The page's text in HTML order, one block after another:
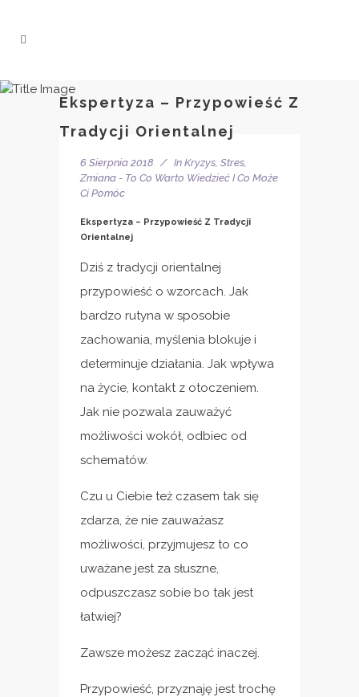
Ekspertyza – Przypowieść Z
Tradycji Orientalnej
6 Sierpnia 2018 In Kryzys, Stres,
Zmiana - To Co Warto Wiedzieć I Co Może
Ci Pomóc
Ekspertyza – Przypowieść Z Tradycji
Orientalnej
Dziś z tradycji orientalnej
przypowieść o wzorcach. Jak
bardzo rutyna w sposobie
zachowania, myślenia blokuje i
determinuje działania. Jak wpływa
na życie, kontakt z otoczeniem.
Jak nie pozwala zauważyć
możliwości wokół, odbiec od
schematów.
Czu u Ciebie też czasem tak się
zdarza, że nie zauważasz
możliwości, przyjmujesz to co
uważane jest za słuszne,
odpuszczasz sobie bo tak jest
łatwiej?
Zawsze możesz zacząć inaczej.
Przypowieść, przyznaję jest trochę